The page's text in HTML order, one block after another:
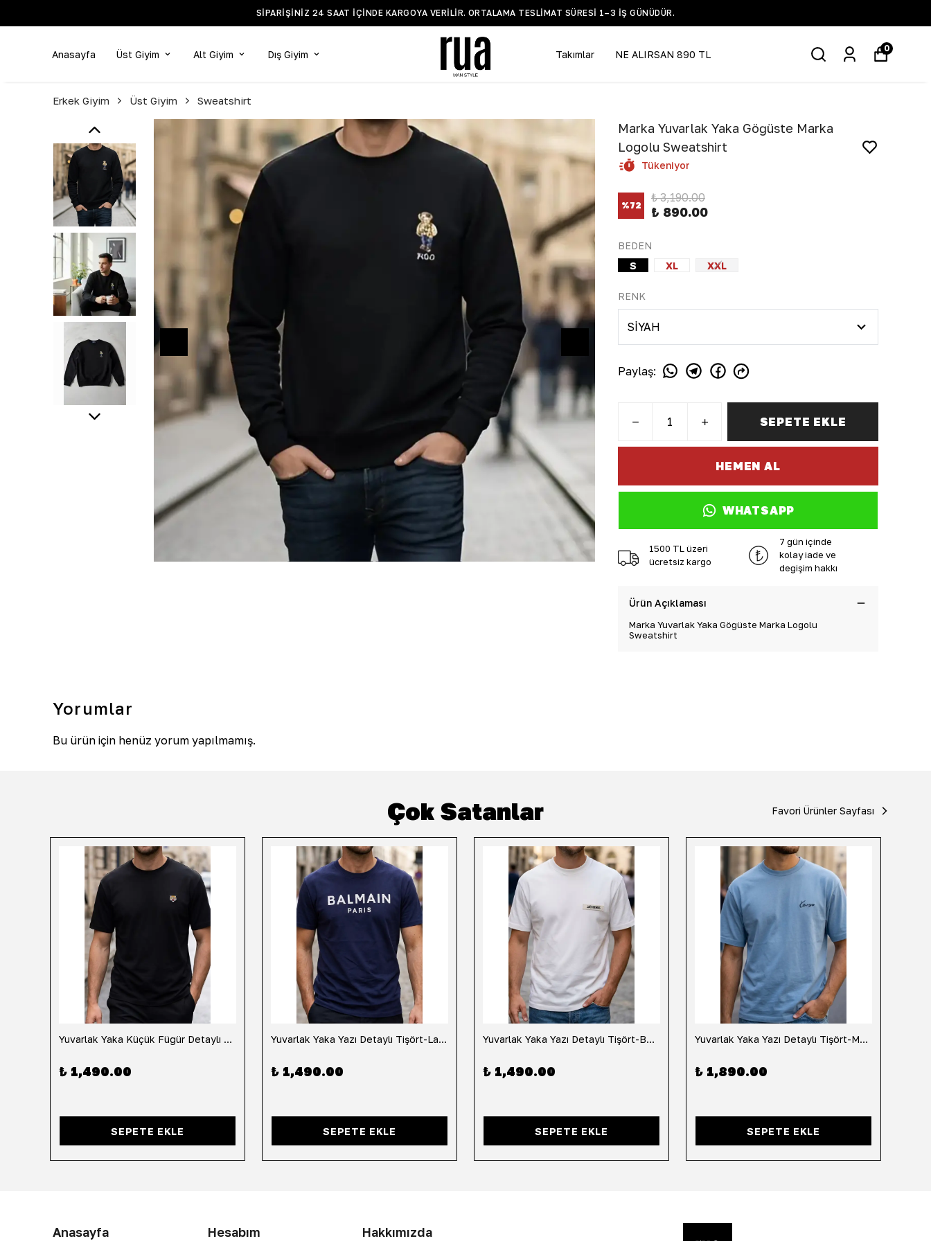
SIPARIŞINIZ 24 SAAT IÇINDE KARGOYA VERILIR. ORTALAMA TESLIMAT SÜRESI 1–3 IŞ GÜNÜDÜR.
Anasayfa Üst Giyim Alt Giyim Dış Giyim Takımlar NE ALIRSAN 890 TL
0
Erkek Giyim Üst Giyim Sweatshirt
Marka Yuvarlak Yaka Göğüste Marka
Logolu Sweatshirt
Tükeniyor
%72
₺ 3,190.00
₺ 890.00
BEDEN
S
XL XXL
RENK
Paylaş:
SEPETE EKLE
HEMEN AL
WHATSAPP
1500 TL üzeri
ücretsiz kargo
7 gün içinde
kolay iade ve
değişim hakkı
Ürün Açıklaması
Marka Yuvarlak Yaka Göğüste Marka Logolu
Sweatshirt
Yorumlar
Bu ürün için henüz yorum yapılmamış.
Çok Satanlar Favori Ürünler Sayfası
Yuvarlak Yaka Küçük Fügür Detaylı Tişört-Siyah
₺ 1,490.00
SEPETE EKLE
Yuvarlak Yaka Yazı Detaylı Tişört-Lacivert
₺ 1,490.00
SEPETE EKLE
Yuvarlak Yaka Yazı Detaylı Tişört-Beyaz
₺ 1,490.00
SEPETE EKLE
Yuvarlak Yaka Yazı Detaylı Tişört-Mavi
₺ 1,890.00
SEPETE EKLE
Anasayfa Hesabım Hakkımızda